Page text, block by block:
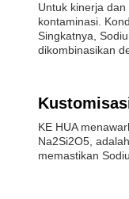
Untuk kinerja
kontaminasi.
Singkatnya,
dikombinasikan
KE HUA
Na2Si2O5,
memastikan